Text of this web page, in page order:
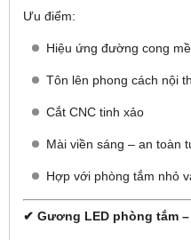
Ưu điểm:
Hiệu ứng đường cong
Tôn lên phong cách nội
Cắt CNC tinh xảo
Mài viền sáng – an toàn
Hợp với phòng tắm nhỏ
✔ Gương LED phòng tắm